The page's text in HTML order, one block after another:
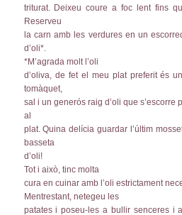
triturat. Deixeu coure a foc lent fins
Reserveu
la carn amb les verdures en un
d’oli*.
*M’agrada molt l’oli
d’oliva, de fet el meu plat preferit és
tomàquet,
sal i un generós raig d’oli que s’escorre
al
plat. Quina delícia guardar l’últim
basseta
d’oli!
Tot i això, tinc molta
cura en cuinar amb l’oli estrictament
Mentrestant, netegeu les
patates i poseu-les a bullir senceres i